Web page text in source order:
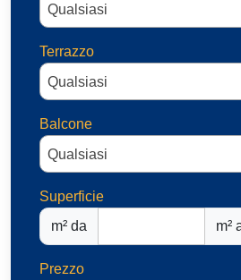
Qualsiasi
Terrazzo
Qualsiasi
Balcone
Qualsiasi
Superficie
m² da
m²
Prezzo